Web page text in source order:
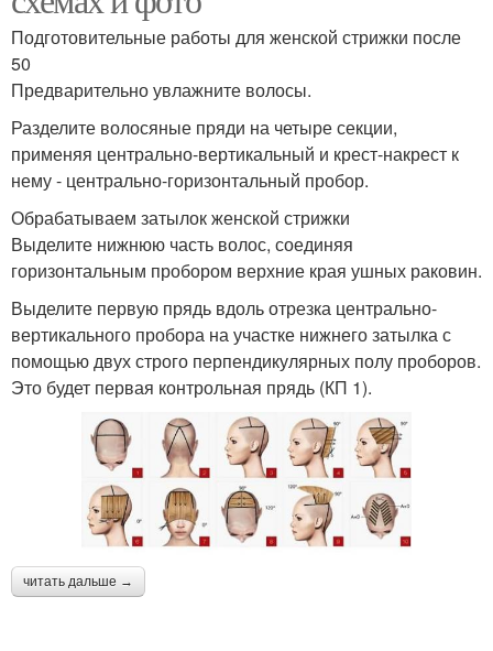
Подготовительные работы для женской стрижки после
50
Предварительно увлажните волосы.
Разделите волосяные пряди на четыре секции,
применяя центрально-вертикальный и крест-накрест к
нему - центрально-горизонтальный пробор.
Обрабатываем затылок женской стрижки
Выделите нижнюю часть волос, соединяя
горизонтальным пробором верхние края ушных раковин.
Выделите первую прядь вдоль отрезка центрально-
вертикального пробора на участке нижнего затылка с
помощью двух строго перпендикулярных полу проборов.
Это будет первая контрольная прядь (КП 1).
читать дальше →